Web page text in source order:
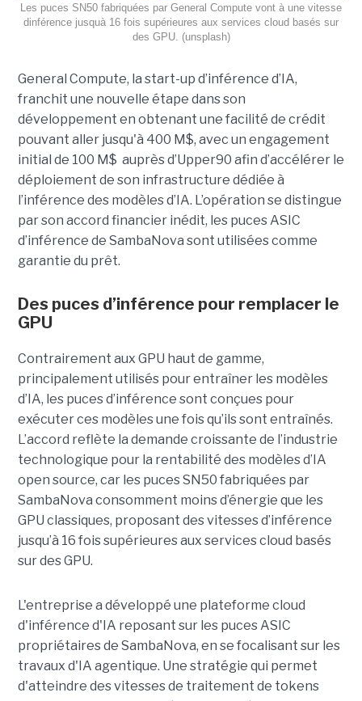
Les puces SN50 fabriquées par General Compute vont à une vitesse
dinférence jusquà 16 fois supérieures aux services cloud basés sur
des GPU. (unsplash)
General Compute, la start-up d’inférence d’IA,
franchit une nouvelle étape dans son
développement en obtenant une facilité de crédit
pouvant aller jusqu'à 400 M$, avec un engagement
initial de 100 M$ auprès d’Upper90 afin d’accélérer le
déploiement de son infrastructure dédiée à
l’inférence des modèles d’IA. L’opération se distingue
par son accord financier inédit, les puces ASIC
d’inférence de SambaNova sont utilisées comme
garantie du prêt.
Des puces d’inférence pour remplacer le
GPU
Contrairement aux GPU haut de gamme,
principalement utilisés pour entraîner les modèles
d’IA, les puces d’inférence sont conçues pour
exécuter ces modèles une fois qu’ils sont entraînés.
L’accord reflète la demande croissante de l’industrie
technologique pour la rentabilité des modèles d’IA
open source, car les puces SN50 fabriquées par
SambaNova consomment moins d’énergie que les
GPU classiques, proposant des vitesses d’inférence
jusqu’à 16 fois supérieures aux services cloud basés
sur des GPU.
L'entreprise a développé une plateforme cloud
d'inférence d'IA reposant sur les puces ASIC
propriétaires de SambaNova, en se focalisant sur les
travaux d'IA agentique. Une stratégie qui permet
d'atteindre des vitesses de traitement de tokens